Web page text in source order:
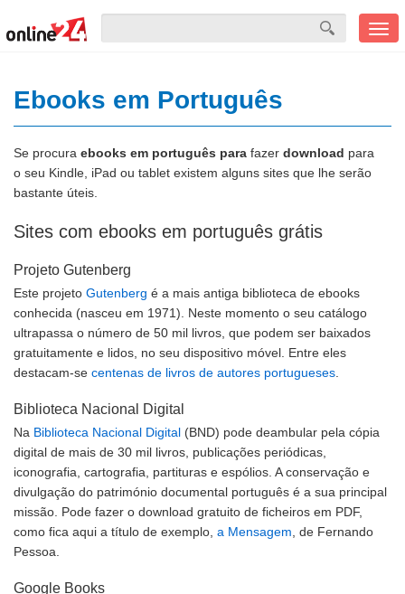
Ebooks em Português
Se procura ebooks em português para fazer download para
o seu Kindle, iPad ou tablet existem alguns sites que lhe serão
bastante úteis.
Sites com ebooks em português grátis
Projeto Gutenberg
Este projeto Gutenberg é a mais antiga biblioteca de ebooks
conhecida (nasceu em 1971). Neste momento o seu catálogo
ultrapassa o número de 50 mil livros, que podem ser baixados
gratuitamente e lidos, no seu dispositivo móvel. Entre eles
destacam-se centenas de livros de autores portugueses
Biblioteca Nacional Digital
Na Biblioteca Nacional Digital (BND) pode deambular pela cópia
digital de mais de 30 mil livros, publicações periódicas,
iconografia, cartografia, partituras e espólios. A conservação e
divulgação do património documental português é a sua principal
missão. Pode fazer o download gratuito de ficheiros em PDF,
como fica aqui a título de exemplo, a Mensagem , de Fernando
Pessoa.
Google Books